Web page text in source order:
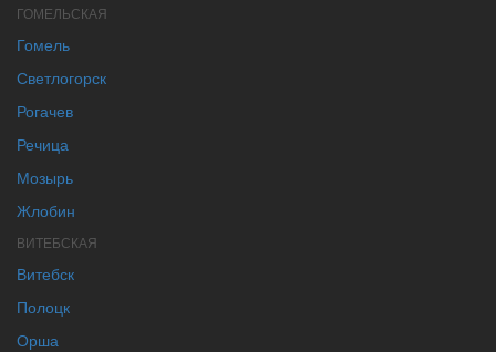
ГОМЕЛЬСКАЯ
Гомель
Светлогорск
Рогачев
Речица
Мозырь
Жлобин
ВИТЕБСКАЯ
Витебск
Полоцк
Орша